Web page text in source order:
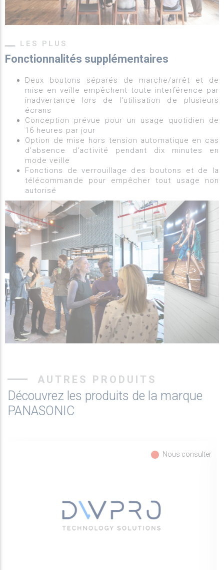
LES PLUS
Fonctionnalités supplémentaires
Deux boutons séparés de marche/arrêt et de
mise en veille empêchent toute interférence par
inadvertance lors de l'utilisation de plusieurs
écrans
Conception prévue pour un usage quotidien de
16 heures par jour
Option de mise hors tension automatique en cas
d'absence d'activité pendant dix minutes en
mode veille
Fonctions de verrouillage des boutons et de la
télécommande pour empêcher tout usage non
autorisé
AUTRES PRODUITS
Découvrez les produits de la marque
PANASONIC
fiber_manual_record Nous consulter